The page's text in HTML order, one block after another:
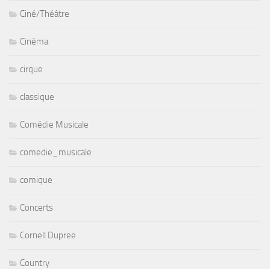
Ciné/Théâtre
Cinéma
cirque
classique
Comédie Musicale
comedie_musicale
comique
Concerts
Cornell Dupree
Country